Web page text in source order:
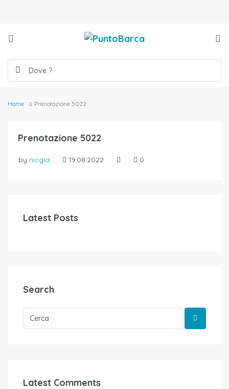
Home Prenotazione 5022
Prenotazione 5022
by nicgia 19.08.2022 0
Latest Posts
Search
Latest Comments